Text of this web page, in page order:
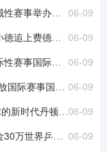
06-09
联欲筹备区域性赛事
06-09
数或被纳豆小德追上
06-09
无法举行国际性赛事
06-09
无法全面开放国际赛事
06-09
造世界乒乓球的新时代
06-09
乒擂台賽奖金30万